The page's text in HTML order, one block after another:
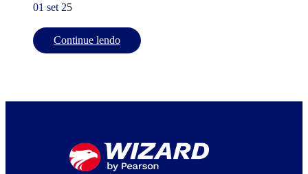
01 set 25
Continue lendo